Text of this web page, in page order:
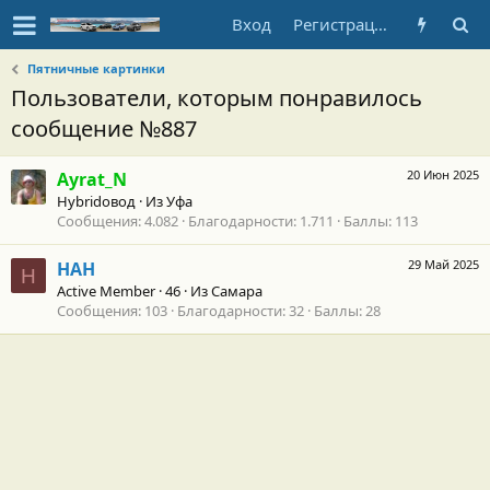
Вход Регистрация
Пятничные картинки
Пользователи, которым понравилось
сообщение №887
20 Июн 2025
Ayrat_N
Hybridовод · ИзУфа
Сообщения 4.082 Благодарности 1.711 Баллы 113
Н
29 Май 2025
НАН
Active Member ·46 · ИзСамара
Сообщения 103 Благодарности 32 Баллы 28